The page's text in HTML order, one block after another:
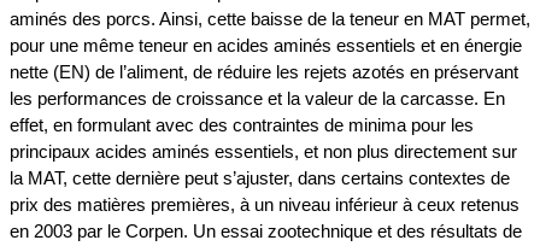
aminés des porcs. Ainsi, cette baisse de la teneur en MAT permet,
pour une même teneur en acides aminés essentiels et en énergie
nette (EN) de l’aliment, de réduire les rejets azotés en préservant
les performances de croissance et la valeur de la carcasse. En
effet, en formulant avec des contraintes de minima pour les
principaux acides aminés essentiels, et non plus directement sur
la MAT, cette dernière peut s’ajuster, dans certains contextes de
prix des matières premières, à un niveau inférieur à ceux retenus
en 2003 par le Corpen. Un essai zootechnique et des résultats de